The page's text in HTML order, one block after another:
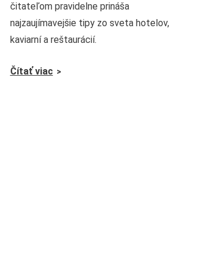
čitateľom pravidelne prináša
najzaujímavejšie tipy zo sveta hotelov,
kaviarní a reštaurácií.
Čítať viac